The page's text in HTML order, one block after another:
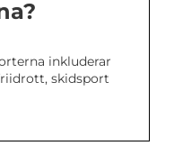
inkluderar
skidsport